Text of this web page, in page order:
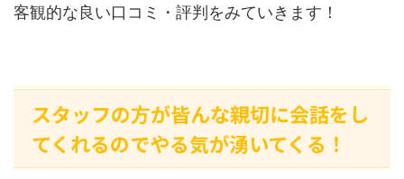
客観的な良い口コミ・評判をみていきます！
スタッフの方が皆んな親切に会話をし
てくれるのでやる気が湧いてくる！